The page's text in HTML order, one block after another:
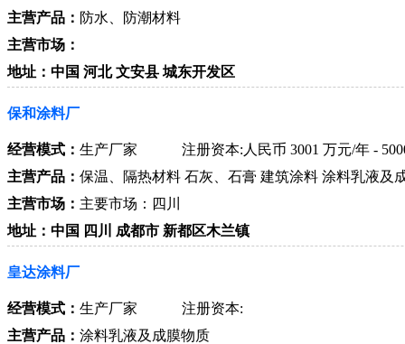
主营产品： 防水、防潮材料
主营市场：
地址：中国 河北 文安县 城东开发区
保和涂料厂
经营模式： 生产厂家
注册资本:人民币 3001 万元/年 -
主营产品： 保温、隔热材料 石灰、石膏 建筑涂料 涂料乳液及
主营市场： 主要市场：四川
地址：中国 四川 成都市 新都区木兰镇
皇达涂料厂
经营模式： 生产厂家
注册资本:
主营产品： 涂料乳液及成膜物质